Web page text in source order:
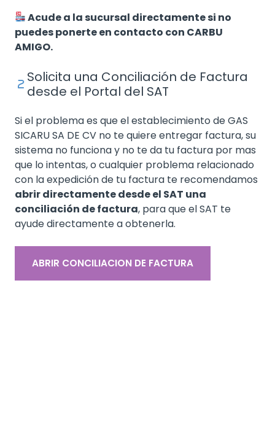
Acude a la sucursal directamente si no
puedes ponerte en contacto con CARBU
AMIGO.
Solicita una Conciliación de Factura
desde el Portal del SAT
Si el problema es que el establecimiento de GAS
SICARU SA DE CV no te quiere entregar factura, su
sistema no funciona y no te da tu factura por mas
que lo intentas, o cualquier problema relacionado
con la expedición de tu factura te recomendamos
abrir directamente desde el SAT una
conciliación de factura, para que el SAT te
ayude directamente a obtenerla.
ABRIR CONCILIACION DE FACTURA